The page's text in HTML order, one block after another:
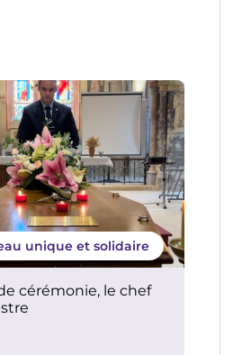
unique et solidaire
cérémonie, le chef